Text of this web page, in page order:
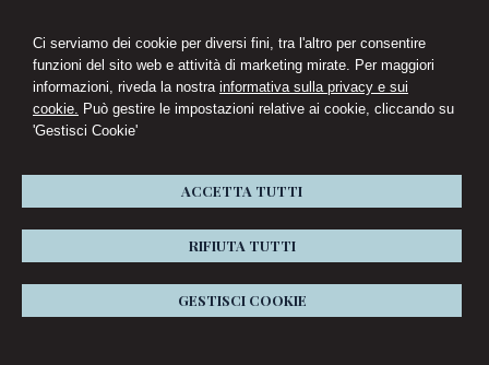
Ci serviamo dei cookie per diversi fini, tra l'altro per consentire
funzioni del sito web e attività di marketing mirate. Per maggiori
informazioni, riveda la nostra informativa sulla privacy e sui
cookie. Può gestire le impostazioni relative ai cookie, cliccando su
'Gestisci Cookie'
ACCETTA TUTTI
RIFIUTA TUTTI
GESTISCI COOKIE